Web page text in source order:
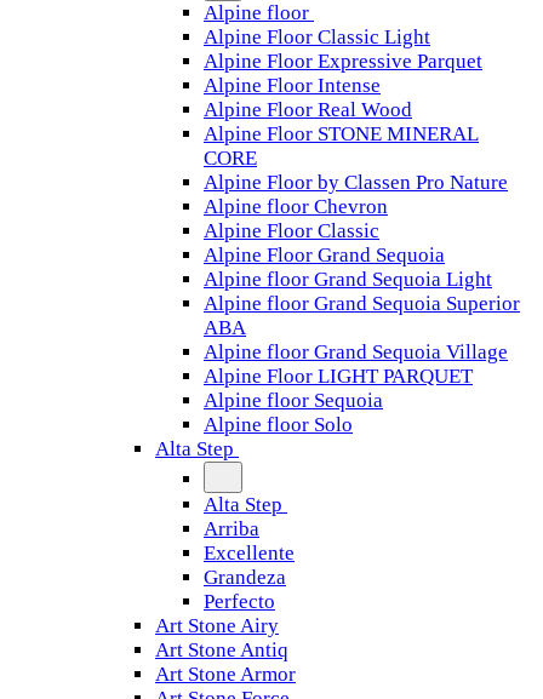
Alpine floor
Alpine Floor Classic Light
Alpine Floor Expressive Parquet
Alpine Floor Intense
Alpine Floor Real Wood
Alpine Floor STONE MINERAL
CORE
Alpine Floor by Classen Pro Nature
Alpine floor Chevron
Alpine Floor Classic
Alpine Floor Grand Sequoia
Alpine floor Grand Sequoia Light
Alpine floor Grand Sequoia Superior
ABA
Alpine floor Grand Sequoia Village
Alpine Floor LIGHT PARQUET
Alpine floor Sequoia
Alpine floor Solo
Alta Step
Alta Step
Arriba
Excellente
Grandeza
Perfecto
Art Stone Airy
Art Stone Antiq
Art Stone Armor